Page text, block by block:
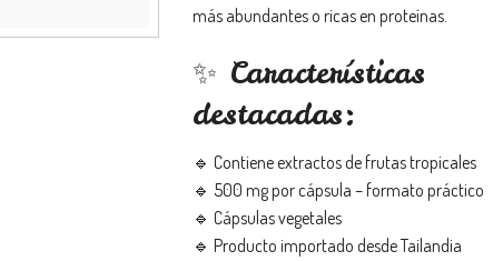
más abundantes o ricas en proteínas.
✨ Características
destacadas:
🔹 Contiene extractos de frutas tropicales
🔹 500 mg por cápsula – formato práctico
🔹 Cápsulas vegetales
🔹 Producto importado desde Tailandia